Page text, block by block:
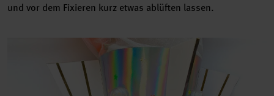
und vor dem Fixieren kurz etwas ablüften lassen.